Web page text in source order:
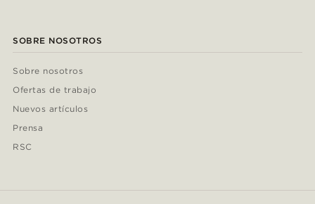
SOBRE NOSOTROS
Sobre nosotros
Ofertas de trabajo
Nuevos artículos
Prensa
RSC